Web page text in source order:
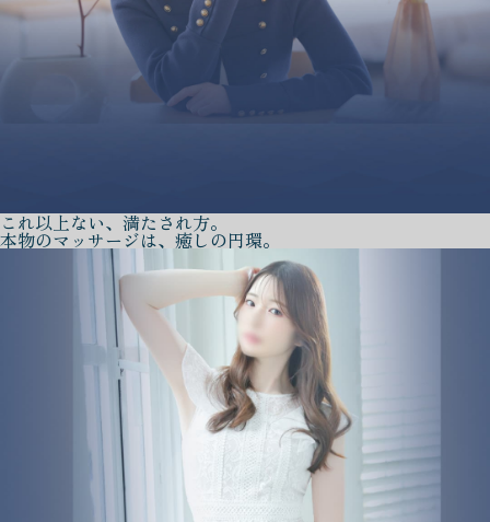
これ以上ない、満たされ方。
本物のマッサージは、癒しの円環。